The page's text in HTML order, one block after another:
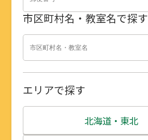
市区町村名・教室名で探す
エリアで探す
北海道・東北